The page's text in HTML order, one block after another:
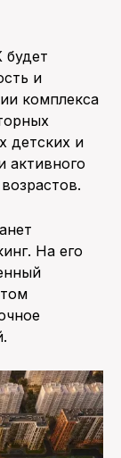
и
комплекса
детских и
активного
На его